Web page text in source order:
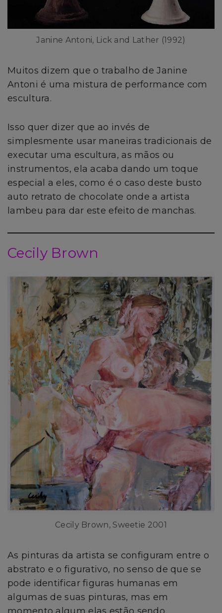
Janine Antoni, Lick and Lather (1992)
Muitos dizem que o trabalho de Janine
Antoni é uma mistura de performance com
escultura.
Isso quer dizer que ao invés de
simplesmente usar maneiras tradicionais de
executar uma escultura, as mãos ou
instrumentos, ela acaba dando um toque
especial a eles, como é o caso deste busto
auto retrato de chocolate onde a artista
lambeu para dar este efeito de manchas.
Cecily Brown
Cecily Brown, Sweetie 2001
As pinturas da artista se configuram entre o
abstrato e o figurativo, no senso de que se
pode identificar figuras humanas em
algumas de suas pinturas, mas em